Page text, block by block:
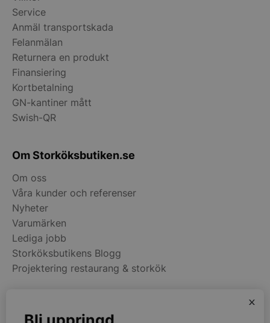
Service
Anmäl transportskada
Felanmälan
Returnera en produkt
Finansiering
Kortbetalning
GN-kantiner mått
Swish-QR
Om Storköksbutiken.se
Om oss
Våra kunder och referenser
Nyheter
Varumärken
Lediga jobb
Storköksbutikens Blogg
Projektering restaurang & storkök
x
pys_start_session
__lc_cid
__lc_cst